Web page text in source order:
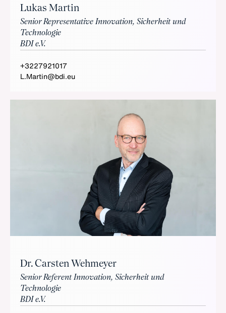
Lukas Martin
Senior Representative Innovation, Sicherheit und
Technologie
BDI e.V.
+3227921017
L.Martin@bdi.eu
Dr. Carsten Wehmeyer
Senior Referent Innovation, Sicherheit und
Technologie
BDI e.V.